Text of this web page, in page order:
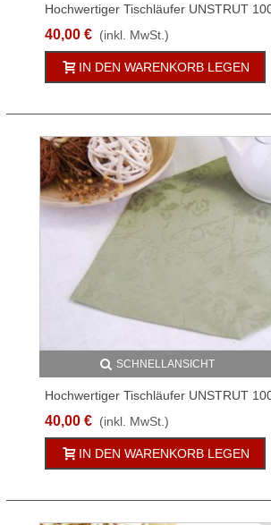
Hochwertiger Tischläufer UNSTRUT
Leinenjacquard Olivgrün Versch. Größen
40,00 € (inkl. MwSt.)
IN DEN WARENKORB LEGEN
SCHNELLANSICHT
Hochwertiger Tischläufer UNSTRUT
Leinenjacquard Olivgrün Versch. Größen
40,00 € (inkl. MwSt.)
IN DEN WARENKORB LEGEN